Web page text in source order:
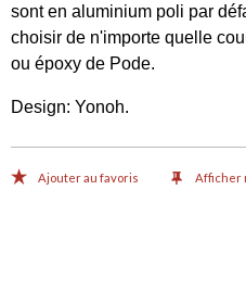
sont en aluminium poli par
choisir de n'importe quelle
ou époxy de Pode.
Design: Yonoh.
Ajouter au favoris Afficher